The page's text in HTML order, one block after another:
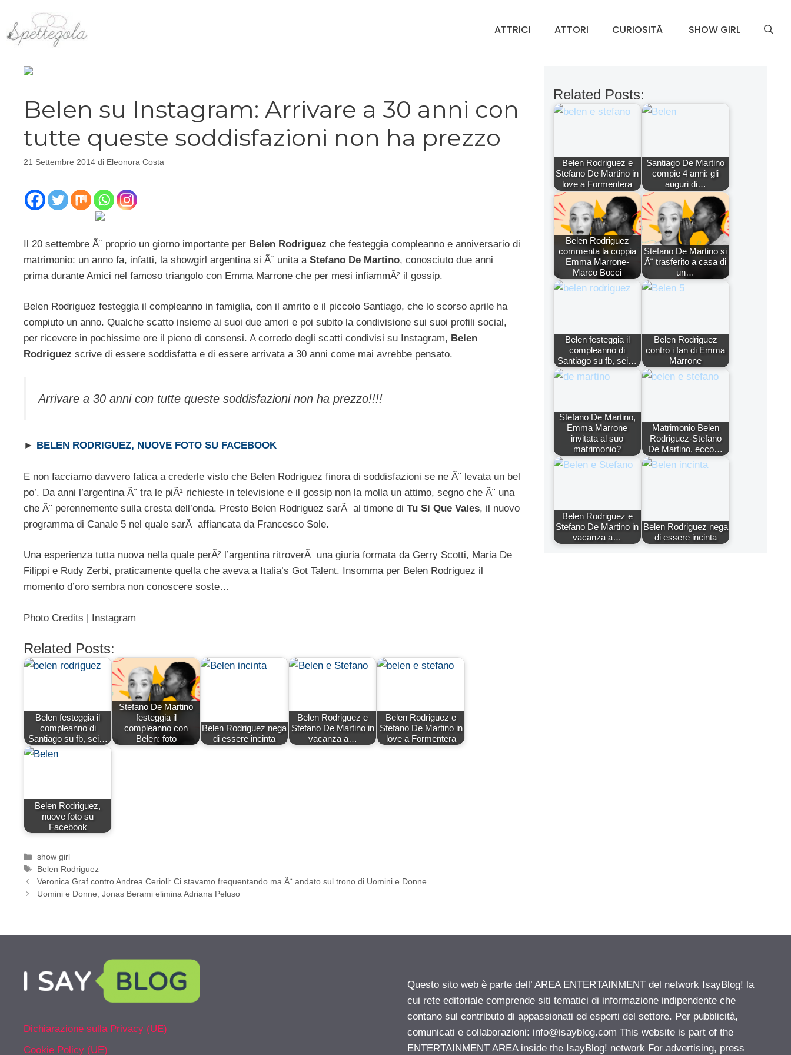
contenuto
ATTRICI ATTORI CURIOSITÃ SHOW GIRL
Belen su Instagram: Arrivare a 30 anni con
tutte queste soddisfazioni non ha prezzo
21 Settembre 2014 di Eleonora Costa
Il 20 settembre Ã¨ proprio un giorno importante per Belen Rodriguez che festeggia compleanno e anniversario di
matrimonio: un anno fa, infatti, la showgirl argentina si Ã¨ unita a Stefano De Martino, conosciuto due anni
prima durante Amici nel famoso triangolo con Emma Marrone che per mesi infiammÃ² il gossip.
Belen Rodriguez festeggia il compleanno in famiglia, con il amrito e il piccolo Santiago, che lo scorso aprile ha
compiuto un anno. Qualche scatto insieme ai suoi due amori e poi subito la condivisione sui suoi profili social,
per ricevere in pochissime ore il pieno di consensi. A corredo degli scatti condivisi su Instagram, Belen
Rodriguez scrive di essere soddisfatta e di essere arrivata a 30 anni come mai avrebbe pensato.
Arrivare a 30 anni con tutte queste soddisfazioni non ha prezzo!!!!
► BELEN RODRIGUEZ, NUOVE FOTO SU FACEBOOK
E non facciamo davvero fatica a crederle visto che Belen Rodriguez finora di soddisfazioni se ne Ã¨ levata un bel
po’. Da anni l’argentina Ã¨ tra le piÃ¹ richieste in televisione e il gossip non la molla un attimo, segno che Ã¨ una
che Ã¨ perennemente sulla cresta dell’onda. Presto Belen Rodriguez sarÃ al timone di Tu Si Que Vales, il nuovo
programma di Canale 5 nel quale sarÃ affiancata da Francesco Sole.
Una esperienza tutta nuova nella quale perÃ² l’argentina ritroverÃ una giuria formata da Gerry Scotti, Maria De
Filippi e Rudy Zerbi, praticamente quella che aveva a Italia’s Got Talent. Insomma per Belen Rodriguez il
momento d’oro sembra non conoscere soste…
Photo Credits | Instagram
Related Posts:
Belen festeggia il
compleanno di
Santiago su fb, sei…
Stefano De Martino
festeggia il
compleanno con
Belen: foto
Belen Rodriguez nega
di essere incinta
Belen Rodriguez e
Stefano De Martino in
vacanza a…
Belen Rodriguez e
Stefano De Martino in
love a Formentera
Belen Rodriguez,
nuove foto su
Facebook
Categorie
show girl
Tag
Belen Rodriguez
Veronica Graf contro Andrea Cerioli: Ci stavamo frequentando ma Ã¨ andato sul trono di Uomini e Donne
Uomini e Donne, Jonas Berami elimina Adriana Peluso
Related Posts:
Belen Rodriguez e
Stefano De Martino in
love a Formentera
Santiago De Martino
compie 4 anni: gli
auguri di…
Belen Rodriguez
commenta la coppia
Emma Marrone-
Marco Bocci
Stefano De Martino si
Ã¨ trasferito a casa di
un…
Belen festeggia il
compleanno di
Santiago su fb, sei…
Belen Rodriguez
contro i fan di Emma
Marrone
Stefano De Martino,
Emma Marrone
invitata al suo
matrimonio?
Matrimonio Belen
Rodriguez-Stefano
De Martino, ecco…
Belen Rodriguez e
Stefano De Martino in
vacanza a…
Belen Rodriguez nega
di essere incinta
Dichiarazione sulla Privacy (UE)
Cookie Policy (UE)
Questo sito web è parte dell’ AREA ENTERTAINMENT del network IsayBlog! la
cui rete editoriale comprende siti tematici di informazione indipendente che
contano sul contributo di appassionati ed esperti del settore. Per pubblicità,
comunicati e collaborazioni: info@isayblog.com This website is part of the
ENTERTAINMENT AREA inside the IsayBlog! network For advertising, press